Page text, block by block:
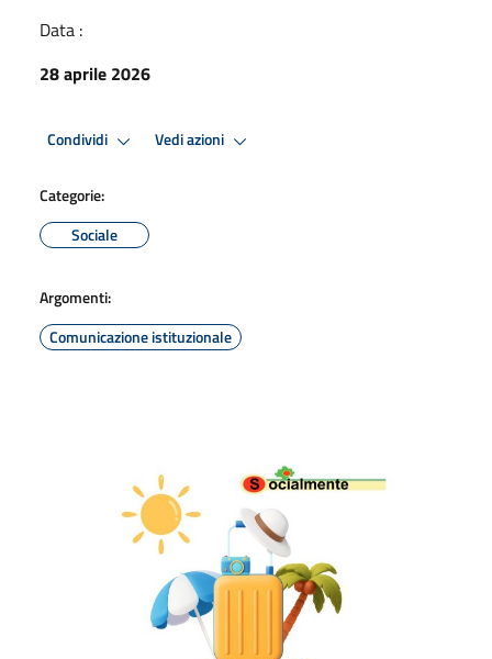
Data :
28 aprile 2026
Condividi Vedi azioni
Categorie:
Sociale
Argomenti:
Comunicazione istituzionale